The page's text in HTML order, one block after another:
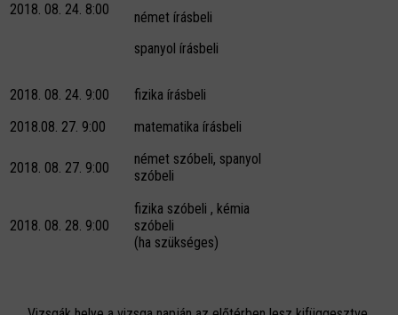
2018. 08. 24. 8:00
német írásbeli
spanyol írásbeli
2018. 08. 24. 9:00
fizika írásbeli
2018.08. 27. 9:00
matematika írásbeli
2018. 08. 27. 9:00
német szóbeli, spanyol
szóbeli
2018. 08. 28. 9:00
fizika szóbeli , kémia
szóbeli
(ha szükséges)